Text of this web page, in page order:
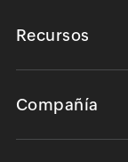
Recursos
Compañía